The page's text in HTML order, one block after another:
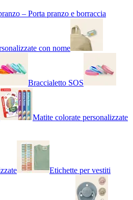
– Porta pranzo e borraccia
con nome
Braccialetto SOS
Matite colorate personalizzate
Etichette per vestiti